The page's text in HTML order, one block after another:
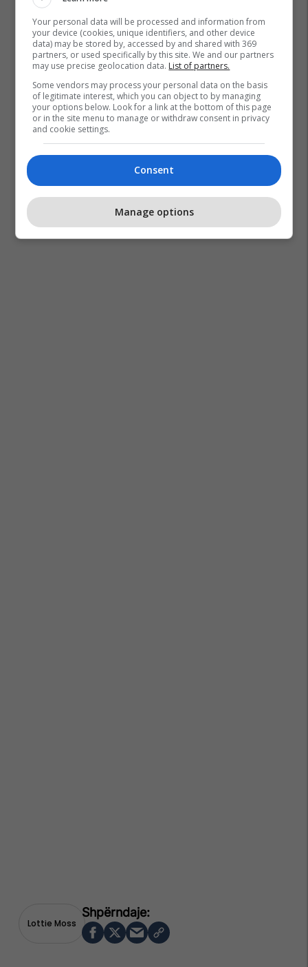
Lottie Moss
Your personal data will be processed and information from
your device (cookies, unique identifiers, and other device
data) may be stored by, accessed by and shared with 369
partners, or used specifically by this site. We and our partners
may use precise geolocation data. List of partners.
Some vendors may process your personal data on the basis
of legitimate interest, which you can object to by managing
your options below. Look for a link at the bottom of this page
or in the site menu to manage or withdraw consent in privacy
and cookie settings.
Consent
Manage options